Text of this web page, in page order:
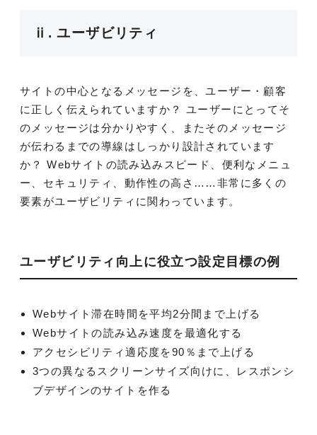
ⅱ. ユーザビリティ
サイトの中心となるメッセージを、ユーザー・顧客
に正しく伝えられていますか？ ユーザーにとってそ
のメッセージは分かりやすく、またそのメッセージ
が伝わるまでの導線はしっかり設計されています
か？ Webサイトの読み込みスピード、便利なメニュ
ー、セキュリティ、動作性の高さ……非常に多くの
要素がユーザビリティに関わっています。
ユーザビリティ向上に役立つ設定目標の例
Webサイト滞在時間を平均2分間まで上げる
Webサイトの読み込み速度を最適化する
アクセシビリティ適応度を90％まで上げる
3つの異なるスクリーンサイズ向けに、レスポンシ
ブデザインのサイトを作る